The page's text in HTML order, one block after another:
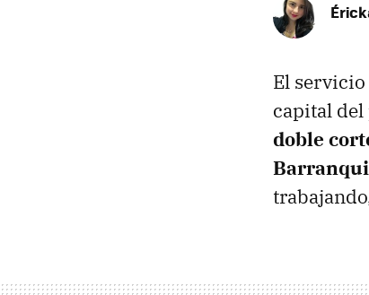
El
capital del
doble